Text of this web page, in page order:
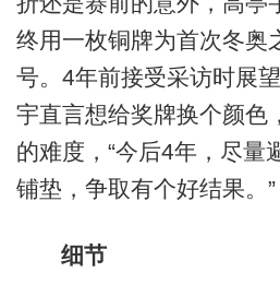
终用一枚铜牌为首次冬奥
号。4年前接受采访时展
宇直言想给奖牌换个颜色
的难度，“今后4年，尽量
铺垫，争取有个好结果。”
细节